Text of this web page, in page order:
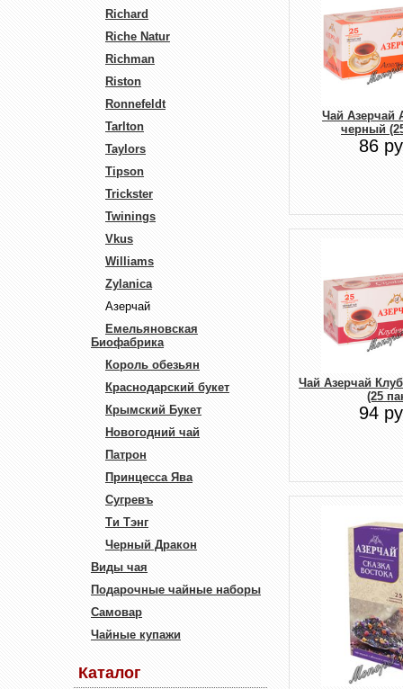
Richard
Riche Natur
Richman
Riston
Ronnefeldt
Tarlton
Taylors
Tipson
Trickster
Twinings
Vkus
Williams
Zylanica
Азерчай
Емельяновская
Биофабрика
Король обезьян
Краснодарский букет
Крымский Букет
Новогодний чай
Патрон
Принцесса Ява
Сугревъ
Ти Тэнг
Черный Дракон
Виды чая
Подарочные чайные наборы
Самовар
Чайные купажи
Каталог
Чай Азерчай
черный
86
Чай Азерчай
(25
94